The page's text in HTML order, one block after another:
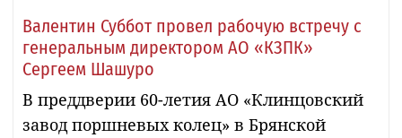
Валентин Суббот провел рабочую встречу с
генеральным директором АО «КЗПК»
Сергеем Шашуро
В преддверии 60-летия АО «Клинцовский
завод поршневых колец» в Брянской